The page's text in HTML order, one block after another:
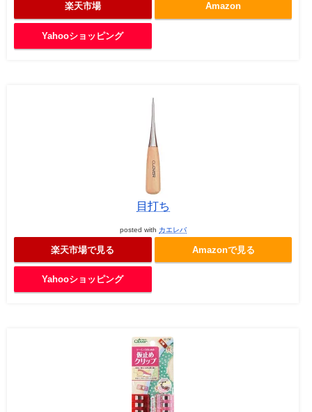
楽天市場 Amazon
Yahooショッピング
目打ち
posted with カエレバ
楽天市場で見る Amazonで見る
Yahooショッピング